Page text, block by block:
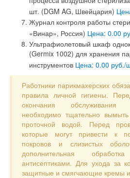
шт. (DGM AG, Швейцария)
Журнал контроля работы
«Винар», Россия) Цена: 0.00
Ультрафиолетовый шкаф
(Germix 1002) для хранения
инструментов Цена: 0.00 руб./
Работники парикмахерских
правила личной гигиены.
окончания обслуживания
необходимо тщательно
проточной водой. Перед
которые могут привести к
покровов и слизистых
дополнительная
антисептиками. Для ухода за
защитные и смягчающие кремы